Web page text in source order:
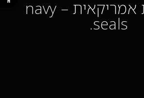
מובחרת אמריקאית – navy
seals.